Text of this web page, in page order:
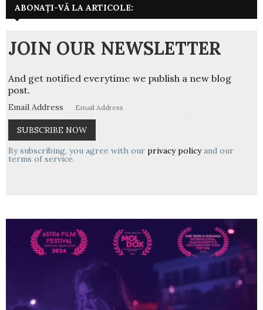
ABONAȚI-VĂ LA ARTICOLE:
JOIN OUR NEWSLETTER
And get notified everytime we publish a new blog
post.
Email Address
By subscribing, you agree with our privacy policyand our
terms of service.